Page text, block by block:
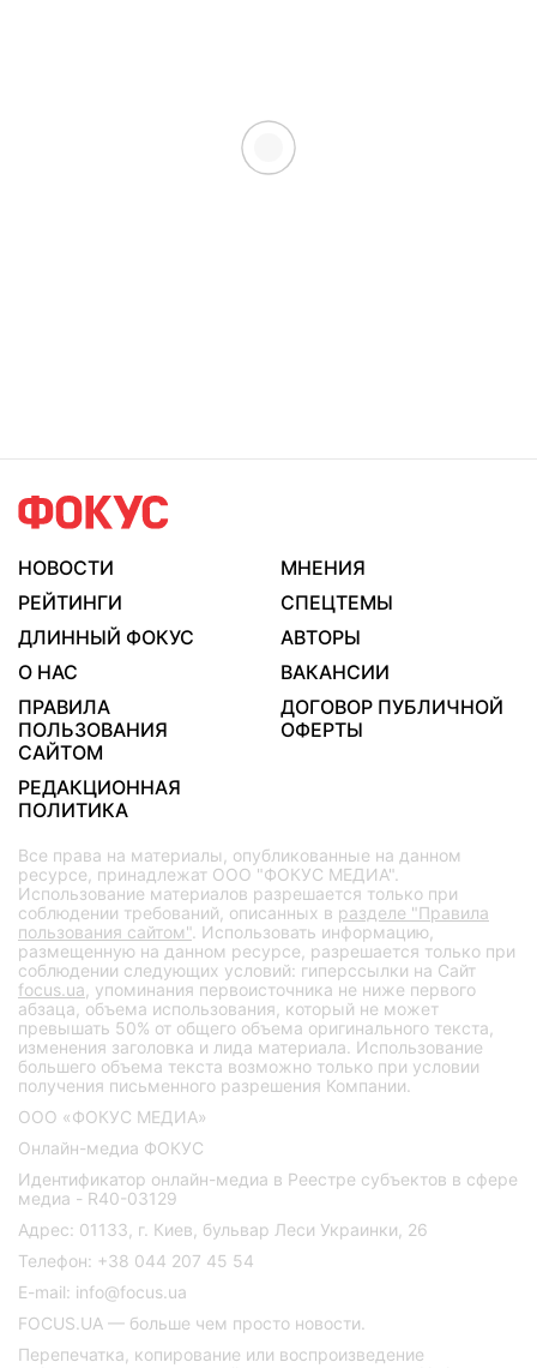
НОВОСТИ
МНЕНИЯ
РЕЙТИНГИ
СПЕЦТЕМЫ
ДЛИННЫЙ ФОКУС
АВТОРЫ
О НАС
ВАКАНСИИ
ПРАВИЛА
ПОЛЬЗОВАНИЯ
САЙТОМ
ДОГОВОР ПУБЛИЧНОЙ
ОФЕРТЫ
РЕДАКЦИОННАЯ
ПОЛИТИКА
Все права на материалы, опубликованные на данном
ресурсе, принадлежат ООО "ФОКУС МЕДИА".
Использование материалов разрешается только при
соблюдении требований, описанных в разделе "Правила
пользования сайтом" . Использовать информацию,
размещенную на данном ресурсе, разрешается только при
соблюдении следующих условий: гиперссылки на Сайт
focus.ua , упоминания первоисточника не ниже первого
абзаца, объема использования, который не может
превышать 50% от общего объема оригинального текста,
изменения заголовка и лида материала. Использование
большего объема текста возможно только при условии
получения письменного разрешения Компании.
ООО «ФОКУС МЕДИА»
Онлайн-медиа ФОКУС
Идентификатор онлайн-медиа в Реестре субъектов в сфере
медиа - R40-03129
Адрес: 01133, г. Киев, бульвар Леси Украинки, 26
Телефон: +38 044 207 45 54
E-mail: info@focus.ua
FOCUS.UA — больше чем просто новости.
Перепечатка, копирование или воспроизведение